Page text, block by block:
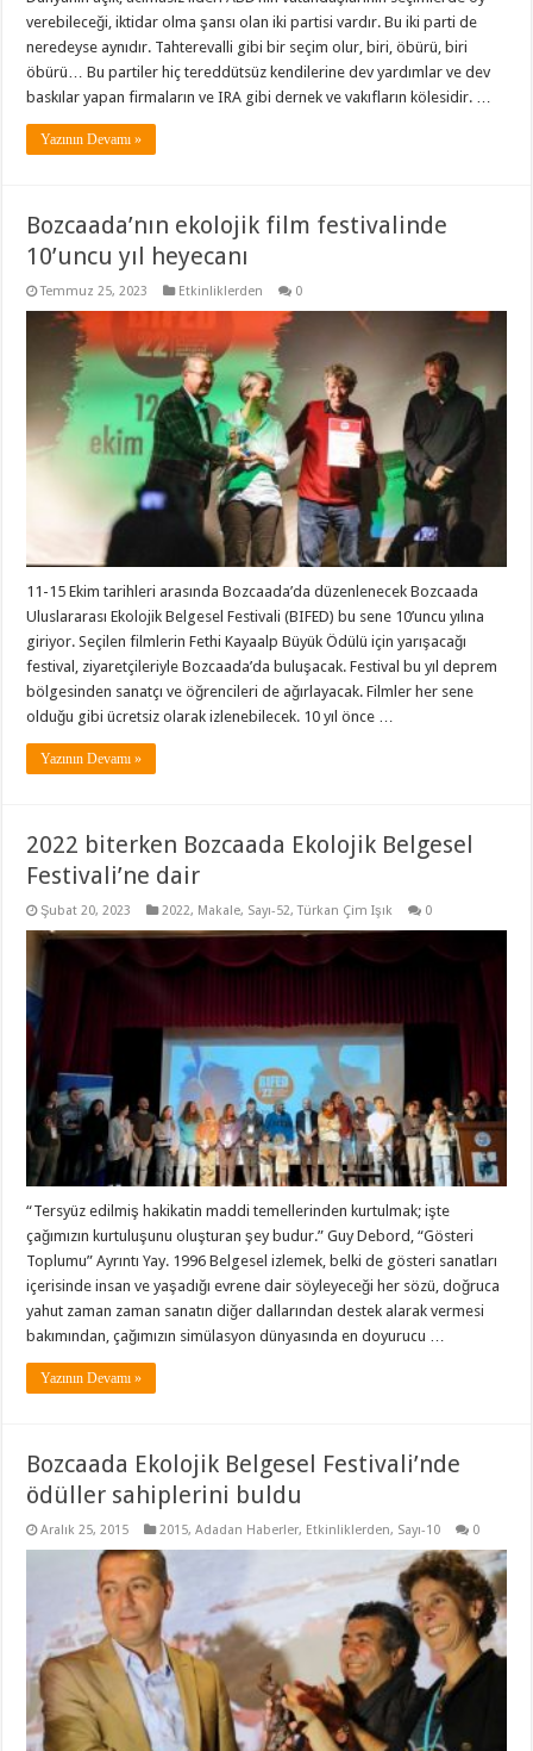
verebileceği, iktidar olma şansı olan iki partisi vardır. Bu iki parti de
neredeyse aynıdır. Tahterevalli gibi bir seçim olur, biri, öbürü, biri
öbürü… Bu partiler hiç tereddütsüz kendilerine dev yardımlar ve dev
baskılar yapan firmaların ve IRA gibi dernek ve vakıfların kölesidir. …
Yazının Devamı »
Bozcaada’nın ekolojik film festivalinde
10’uncu yıl heyecanı
Temmuz 25, 2023 Etkinliklerden 0
11-15 Ekim tarihleri arasında Bozcaada’da düzenlenecek Bozcaada
Uluslararası Ekolojik Belgesel Festivali (BIFED) bu sene 10’uncu yılına
giriyor. Seçilen filmlerin Fethi Kayaalp Büyük Ödülü için yarışacağı
festival, ziyaretçileriyle Bozcaada’da buluşacak. Festival bu yıl deprem
bölgesinden sanatçı ve öğrencileri de ağırlayacak. Filmler her sene
olduğu gibi ücretsiz olarak izlenebilecek. 10 yıl önce …
Yazının Devamı »
2022 biterken Bozcaada Ekolojik Belgesel
Festivali’ne dair
Şubat 20, 2023 2022, Makale, Sayı-52,Türkan Çim Işık 0
“Tersyüz edilmiş hakikatin maddi temellerinden kurtulmak; işte
çağımızın kurtuluşunu oluşturan şey budur.” Guy Debord, “Gösteri
Toplumu” Ayrıntı Yay. 1996 Belgesel izlemek, belki de gösteri sanatları
içerisinde insan ve yaşadığı evrene dair söyleyeceği her sözü, doğruca
yahut zaman zaman sanatın diğer dallarından destek alarak vermesi
bakımından, çağımızın simülasyon dünyasında en doyurucu …
Yazının Devamı »
Bozcaada Ekolojik Belgesel Festivali’nde
ödüller sahiplerini buldu
Aralık 25, 2015 2015,Adadan Haberler, Etkinliklerden, Sayı-10 0